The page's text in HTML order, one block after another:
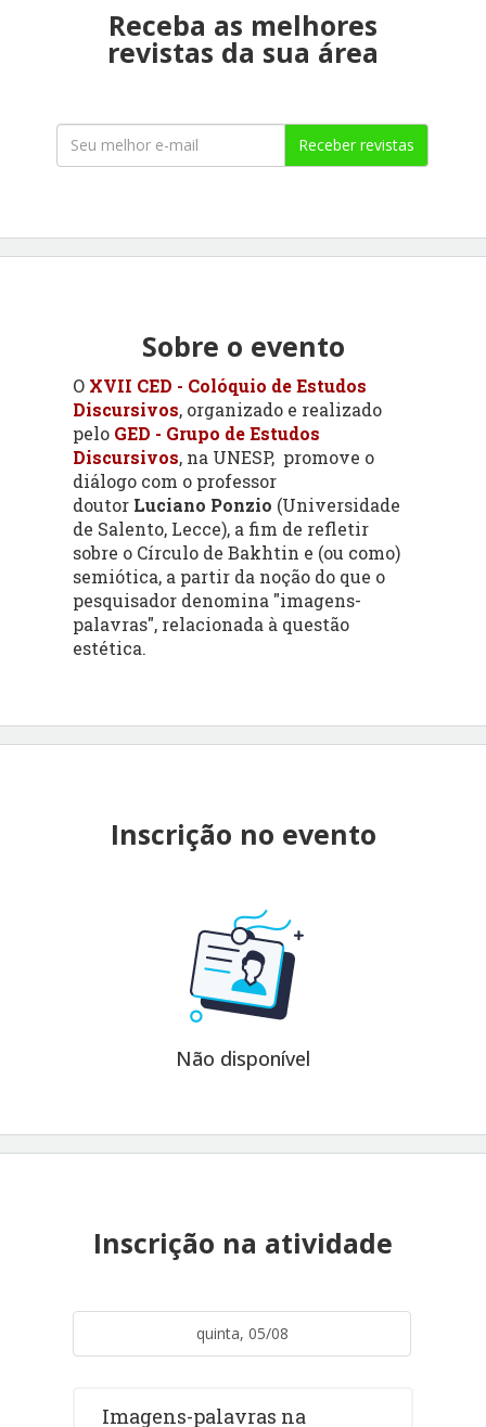
Receba as melhores
revistas da sua área
Receber revistas
Sobre o evento
O XVII CED - Colóquio de Estudos
Discursivos, organizado e realizado
pelo GED - Grupo de Estudos
Discursivos, na UNESP, promove o
diálogo com o professor
doutor Luciano Ponzio (Universidade
de Salento, Lecce), a fim de refletir
sobre o Círculo de Bakhtin e (ou como)
semiótica, a partir da noção do que o
pesquisador denomina "imagens-
palavras", relacionada à questão
estética.
Inscrição no evento
Não disponível
Inscrição na atividade
quinta, 05/08
Imagens-palavras na